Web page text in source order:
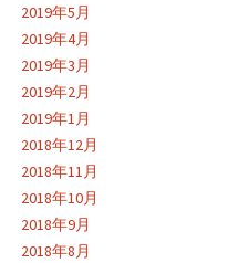
2019年5月
2019年4月
2019年3月
2019年2月
2019年1月
2018年12月
2018年11月
2018年10月
2018年9月
2018年8月